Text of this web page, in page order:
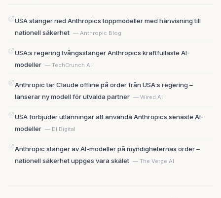
USA stänger ned Anthropics toppmodeller med hänvisning till
nationell säkerhet — Anthropic Blog
USA:s regering tvångsstänger Anthropics kraftfullaste AI-
modeller — TechCrunch AI
Anthropic tar Claude offline på order från USA:s regering –
lanserar ny modell för utvalda partner — Wired AI
USA förbjuder utlänningar att använda Anthropics senaste AI-
modeller — DI Digital
Anthropic stänger av AI-modeller på myndigheternas order –
nationell säkerhet uppges vara skälet — The Verge AI